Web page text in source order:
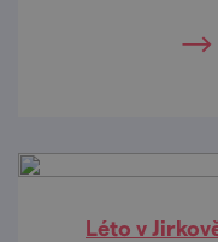
Léto v